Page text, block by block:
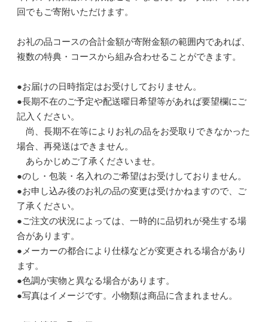
回でもご寄附いただけます。
お礼の品コースの合計金額が寄附金額の範囲内であれば、
複数の特典・コースから組み合わせることができます。
●お届けの日時指定はお受けしておりません。
●長期不在のご予定や配送曜日希望等があれば要望欄にご
記入ください。
尚、長期不在等によりお礼の品をお受取りできなかった
場合、再発送はできません。
あらかじめご了承くださいませ。
●のし・包装・名入れのご希望はお受けしておりません。
●お申し込み後のお礼の品の変更は受けかねますので、ご
了承ください。
●ご注文の状況によっては、一時的に品切れが発生する場
合があります。
●メーカーの都合により仕様などが変更される場合があり
ます。
●色調が実物と異なる場合があります。
●写真はイメージです。小物類は商品に含まれません。